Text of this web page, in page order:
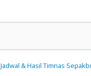
Jadwal & Hasil Timnas